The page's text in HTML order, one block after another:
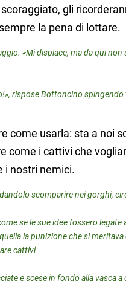
gli
la pena di lottare.
«Mi dispiace, ma da qui non
rispose Bottoncino
come usarla: sta a noi
come i cattivi che
i nostri nemici.
scomparire nei gorghi,
se le sue idee fossero
la punizione che si meritava
cattivi
e scese in fondo alla vasca